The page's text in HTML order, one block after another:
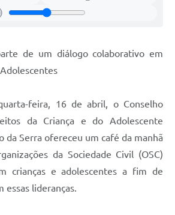
de um diálogo colaborativo em
feira, 16 de abril, o Conselho
da Criança e do Adolescente
da Serra ofereceu um café da manhã
da Sociedade Civil (OSC)
crianças e adolescentes a fim de
essas lideranças.